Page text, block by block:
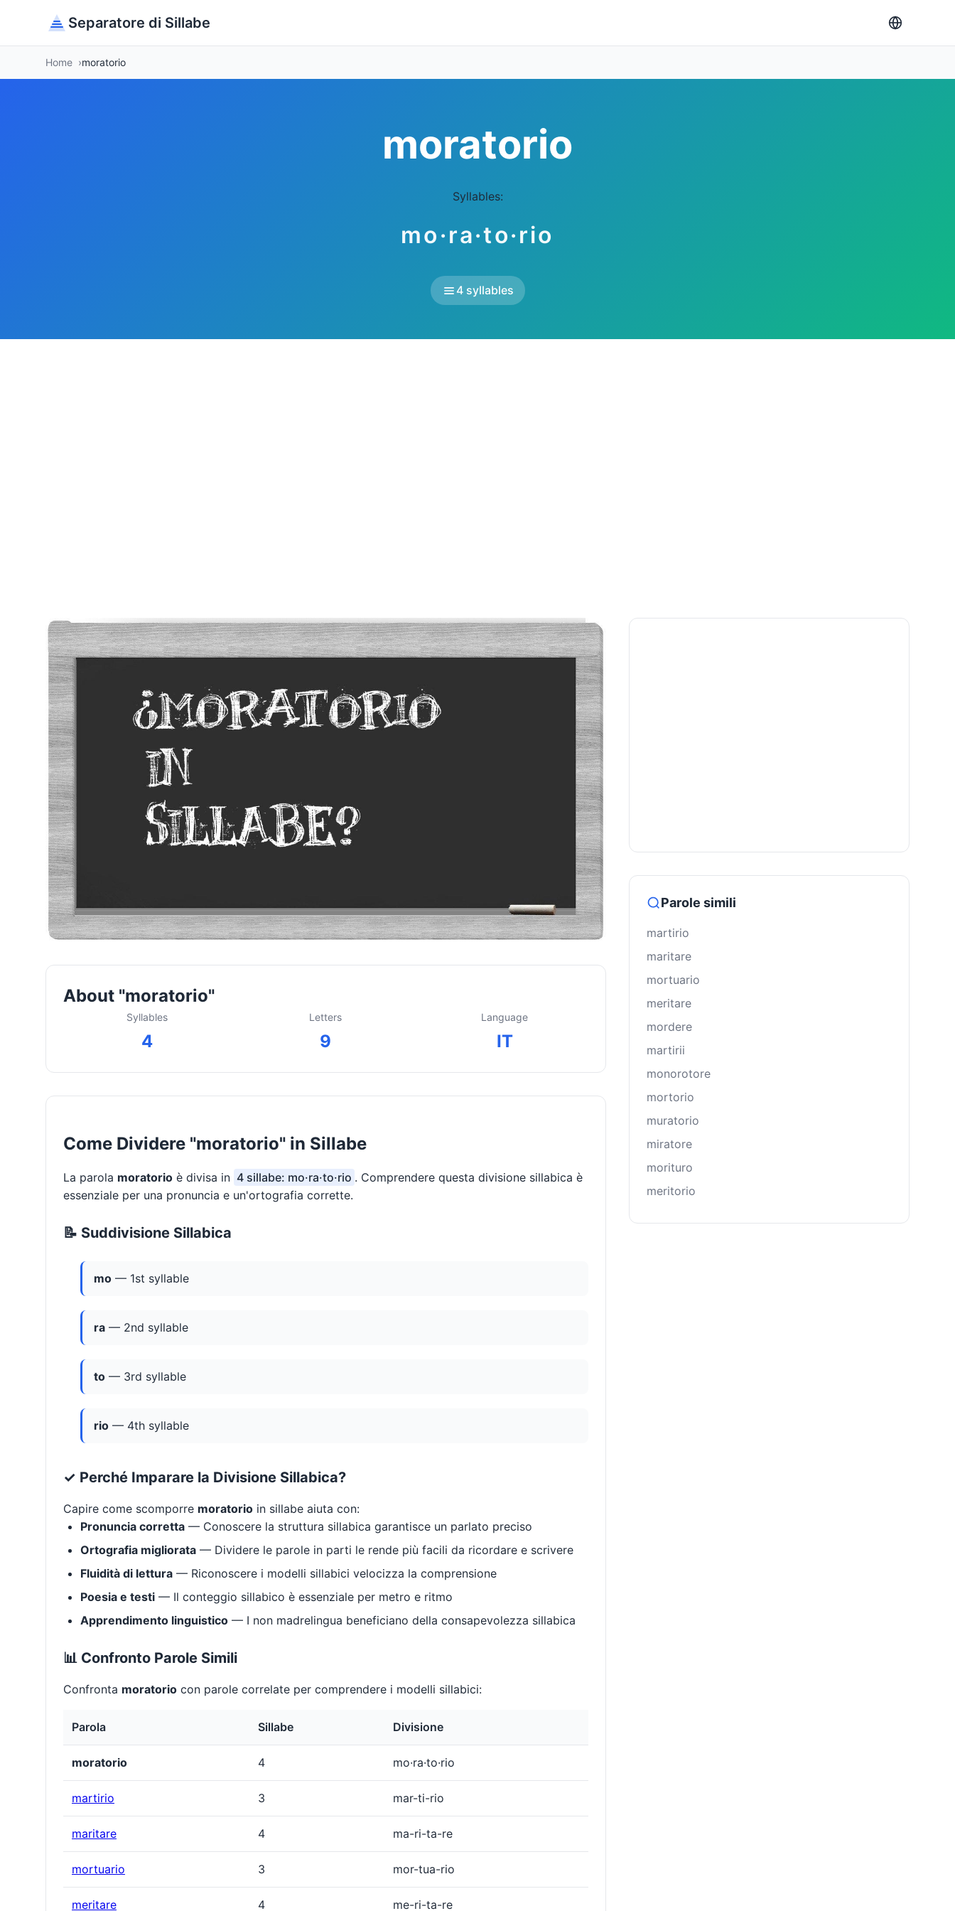
Separatore di Sillabe
Home moratorio
moratorio
Syllables:
mo·ra·to·rio
4 syllables
About "moratorio"
Syllables
4
Letters
9
Language
IT
Come Dividere "moratorio" in Sillabe
La parola moratorio è divisa in 4 sillabe: mo·ra·to·rio . Comprendere questa divisione sillabica è
essenziale per una pronuncia e un'ortografia corrette.
📝 Suddivisione Sillabica
mo — 1st syllable
ra — 2nd syllable
to — 3rd syllable
rio — 4th syllable
✓ Perché Imparare la Divisione Sillabica?
Capire come scomporre moratorio in sillabe aiuta con:
Pronuncia corretta — Conoscere la struttura sillabica garantisce un parlato preciso
Ortografia migliorata — Dividere le parole in parti le rende più facili da ricordare e scrivere
Fluidità di lettura — Riconoscere i modelli sillabici velocizza la comprensione
Poesia e testi — Il conteggio sillabico è essenziale per metro e ritmo
Apprendimento linguistico — I non madrelingua beneficiano della consapevolezza sillabica
📊 Confronto Parole Simili
Confronta moratorio con parole correlate per comprendere i modelli sillabici:
Parola Sillabe Divisione
moratorio 4 mo·ra·to·rio
martirio 3 mar-ti-rio
maritare 4 ma-ri-ta-re
mortuario 3 mor-tua-rio
meritare 4 me-ri-ta-re
Parole simili
martirio
maritare
mortuario
meritare
mordere
martirii
monorotore
mortorio
muratorio
miratore
morituro
meritorio